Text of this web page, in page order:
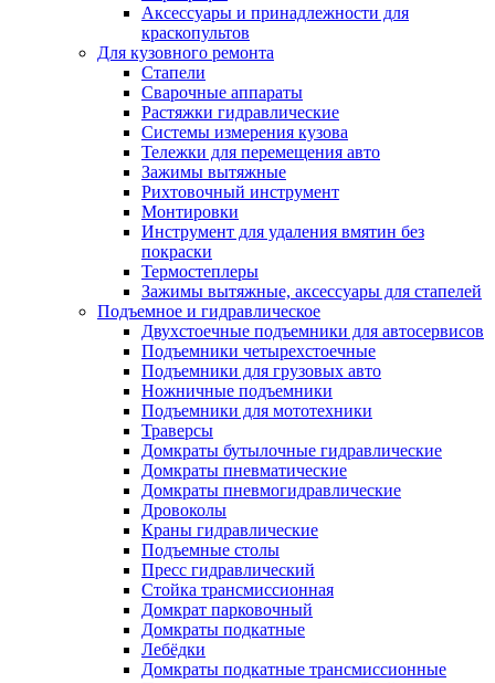
Аксессуары и принадлежности для
краскопультов
Для кузовного ремонта
Стапели
Сварочные аппараты
Растяжки гидравлические
Системы измерения кузова
Тележки для перемещения авто
Зажимы вытяжные
Рихтовочный инструмент
Монтировки
Инструмент для удаления вмятин без
покраски
Термостеплеры
Зажимы вытяжные, аксессуары для стапелей
Подъемное и гидравлическое
Двухстоечные подъемники для автосервисов
Подъемники четырехстоечные
Подъемники для грузовых авто
Ножничные подъемники
Подъемники для мототехники
Траверсы
Домкраты бутылочные гидравлические
Домкраты пневматические
Домкраты пневмогидравлические
Дровоколы
Краны гидравлические
Подъемные столы
Пресс гидравлический
Стойка трансмиссионная
Домкрат парковочный
Домкраты подкатные
Лебёдки
Домкраты подкатные трансмиссионные